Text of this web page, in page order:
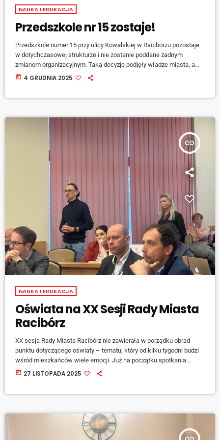
NAUKA I EDUKACJA
Przedszkole nr 15 zostaje!
Przedszkole numer 15 przy ulicy Kowalskiej w Raciborzu pozostaje
w dotychczasowej strukturze i nie zostanie poddane żadnym
zmianom organizacyjnym. Taką decyzję podjęły władze miasta, a
informacja ta została przekazana rodzicom podczas specjalnie
today 4 GRUDNIA 2025
insert_link
NAUKA I EDUKACJA
Oświata na XX Sesji Rady Miasta
Racibórz
XX sesja Rady Miasta Racibórz nie zawierała w porządku obrad
punktu dotyczącego oświaty – tematu, który od kilku tygodni budzi
wśród mieszkańców wiele emocji. Już na początku spotkania
przewodniczący rady Mirosław Lenk, poinformował jednak, że
today 27 LISTOPADA 2025